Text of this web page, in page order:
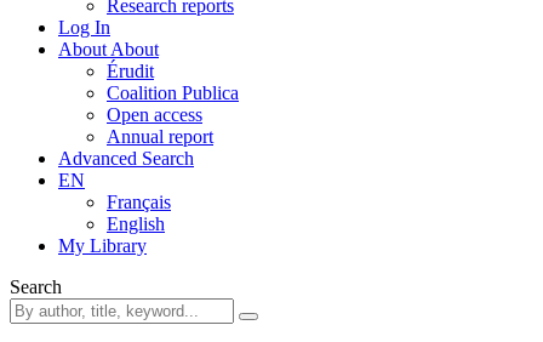
Research reports
Log In
About About
Érudit
Coalition Publica
Open access
Annual report
Advanced Search
EN
Français
English
My Library
Search